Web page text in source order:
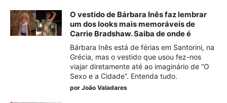
O vestido de Bárbara Inês faz lembrar
um dos looks mais memoráveis de
Carrie Bradshaw. Saiba de onde é
Bárbara Inês está de férias em Santorini, na
Grécia, mas o vestido que usou fez-nos
viajar diretamente até ao imaginário de “O
Sexo e a Cidade”. Entenda tudo.
por João Valadares